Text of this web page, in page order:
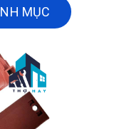
MỤC